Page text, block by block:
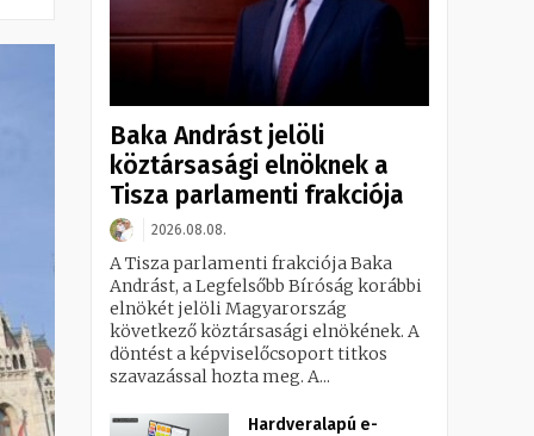
Baka Andrást jelöli
köztársasági elnöknek a
Tisza parlamenti frakciója
2026.08.08.
A Tisza parlamenti frakciója Baka
Andrást, a Legfelsőbb Bíróság korábbi
elnökét jelöli Magyarország
következő köztársasági elnökének. A
döntést a képviselőcsoport titkos
szavazással hozta meg. A...
Hardveralapú e-